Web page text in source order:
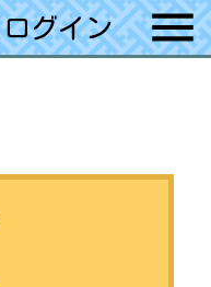
ログイン